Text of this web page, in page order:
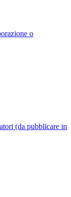
o
(da pubblicare in